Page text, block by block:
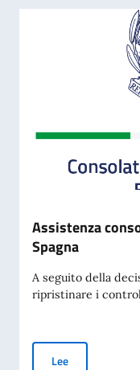
Assistenza
Spagna
A seguito della
ripristinare i
LeeAssistenza